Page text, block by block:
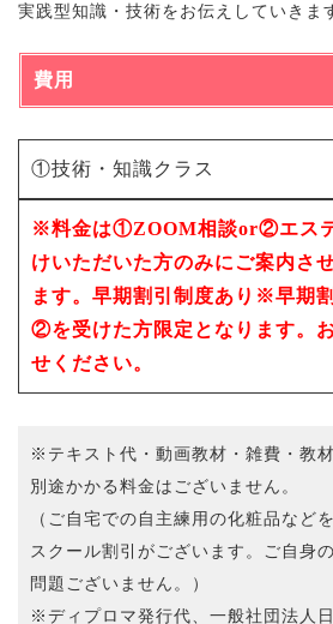
実践型知識・技術をお伝えしていきま
費用
①技術・知識クラス
※料金は①ZOOM相談or②エス
けいただいた方のみにご案内さ
ます。早期割引制度あり※早期
②を受けた方限定となります。
せください。
※テキスト代・動画教材・雑費・教
別途かかる料金はございません。
（ご自宅での自主練用の化粧品など
スクール割引がございます。ご自身
問題ございません。）
※ディプロマ発行代、一般社団法人